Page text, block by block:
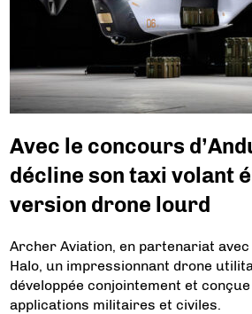
Avec le concours
décline son taxi volant
version drone lourd
Archer Aviation, en partenariat
Halo, un impressionnant drone
développée conjointement et
applications militaires et civiles.